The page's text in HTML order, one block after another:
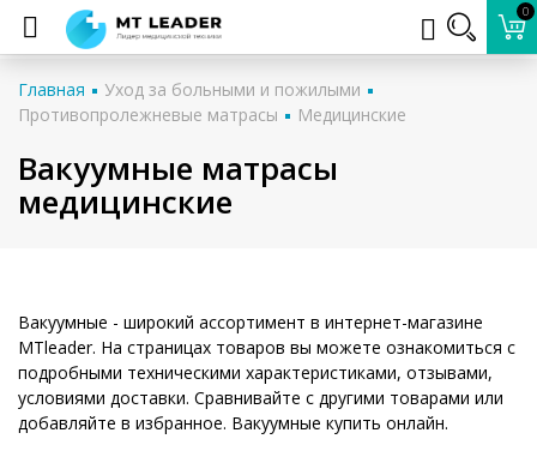
0
Главная
Уход за больными и пожилыми
Противопролежневые матрасы
Медицинские
Вакуумные матрасы
медицинские
Вакуумные - широкий ассортимент в интернет-магазине
MTleader. На страницах товаров вы можете ознакомиться с
подробными техническими характеристиками, отзывами,
условиями доставки. Сравнивайте с другими товарами или
добавляйте в избранное. Вакуумные купить онлайн.